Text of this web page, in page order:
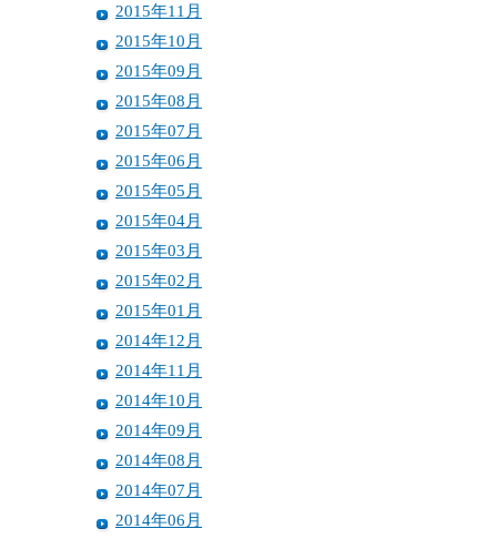
2015年11月
2015年10月
2015年09月
2015年08月
2015年07月
2015年06月
2015年05月
2015年04月
2015年03月
2015年02月
2015年01月
2014年12月
2014年11月
2014年10月
2014年09月
2014年08月
2014年07月
2014年06月